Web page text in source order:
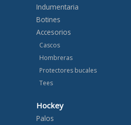
Indumentaria
Botines
Accesorios
Cascos
Hombreras
Protectores bucales
Tees
Hockey
Palos